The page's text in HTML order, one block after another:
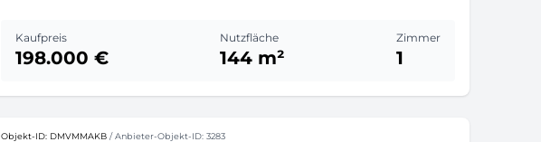
Kaufpreis
198.000 €
Nutzfläche
144 m²
Zimmer
1
Objekt-ID: DMVMMAKB / Anbieter-Objekt-ID: 3283